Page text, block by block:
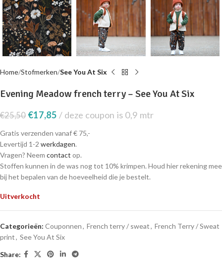
Home Stofmerken See You At Six
Evening Meadow french terry – See You At Six
€25,50 €17,85 deze coupon is 0,9 mtr
Gratis verzenden vanaf € 75,-
Levertijd 1-2 werkdagen.
Vragen? Neem contact op.
Stoffen kunnen in de was nog tot 10% krimpen. Houd hier rekening mee
bij het bepalen van de hoeveelheid die je bestelt.
Uitverkocht
Categorieën: Couponnen, French terry / sweat, French Terry / Sweat
print, See You At Six
Share: